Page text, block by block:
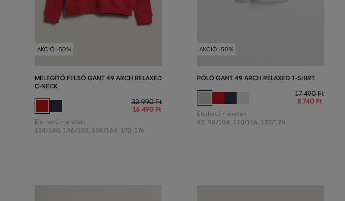
AKCIÓ -50%
MELEGÍTŐ FELSŐ GANT 49 ARCH RELAXED
C-NECK
32 990 Ft
16 490 Ft
Elérhető méretek:
134/140, 146/152, 158/164, 170, 176
AKCIÓ -50%
PÓLÓ GANT 49 ARCH RELAXED T-SHIRT
17 490 Ft
8 740 Ft
Elérhető méretek:
92, 98/104, 110/116, 122/128